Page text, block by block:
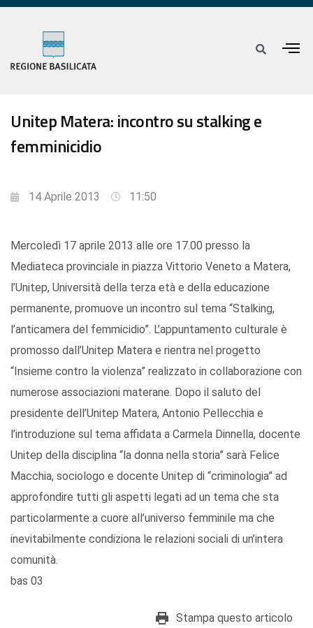
Unitep Matera: incontro su stalking e
femminicidio
14 Aprile 2013 11:50
Mercoledì 17 aprile 2013 alle ore 17.00 presso la
Mediateca provinciale in piazza Vittorio Veneto a Matera,
l’Unitep, Università della terza età e della educazione
permanente, promuove un incontro sul tema “Stalking,
l’anticamera del femmicidio”. L’appuntamento culturale è
promosso dall’Unitep Matera e rientra nel progetto
“Insieme contro la violenza” realizzato in collaborazione con
numerose associazioni materane. Dopo il saluto del
presidente dell’Unitep Matera, Antonio Pellecchia e
l’introduzione sul tema affidata a Carmela Dinnella, docente
Unitep della disciplina “la donna nella storia” sarà Felice
Macchia, sociologo e docente Unitep di “criminologia” ad
approfondire tutti gli aspetti legati ad un tema che sta
particolarmente a cuore all’universo femminile ma che
inevitabilmente condiziona le relazioni sociali di un’intera
comunità.
bas 03
Stampa questo articolo